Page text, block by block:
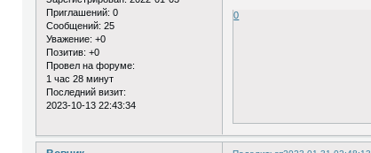
Приглашений: 0
Сообщений: 25
Уважение: +0
Позитив: +0
Провел на форуме:
1 час 28 минут
Последний визит:
2023-10-13 22:43:34
0